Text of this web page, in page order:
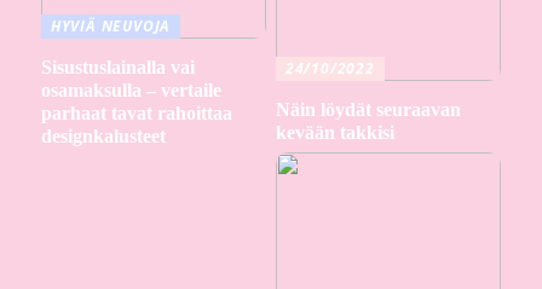
HYVIÄ NEUVOJA
Sisustuslainalla vai
osamaksulla – vertaile
parhaat tavat rahoittaa
designkalusteet
24/10/2022
Näin löydät seuraavan
kevään takkisi